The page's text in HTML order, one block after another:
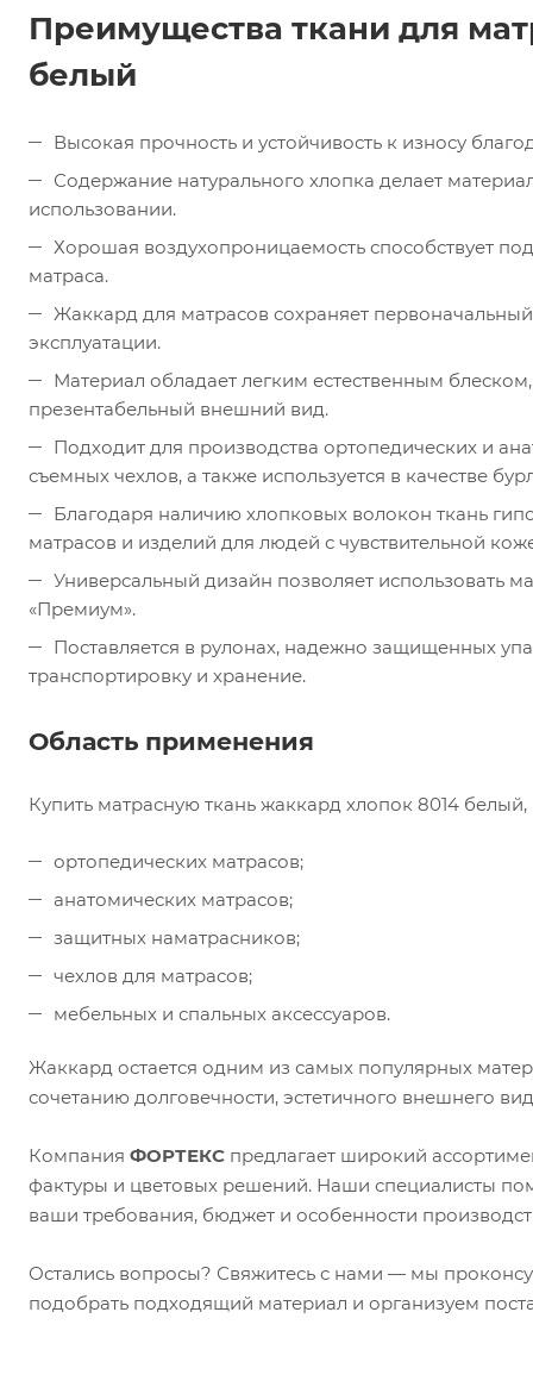
Преимущества ткани для
белый
Высокая прочность и устойчивость к износу
Содержание натурального хлопка делает
использовании.
Хорошая воздухопроницаемость способствует
матраса.
Жаккард для матрасов сохраняет
эксплуатации.
Материал обладает легким естественным
презентабельный внешний вид.
Подходит для производства ортопедических и
съемных чехлов, а также используется в качестве
Благодаря наличию хлопковых волокон ткань
матрасов и изделий для людей с чувствительной
Универсальный дизайн позволяет использовать
«Премиум».
Поставляется в рулонах, надежно защищенных
транспортировку и хранение.
Область применения
Купить матрасную ткань жаккард хлопок 8014
ортопедических матрасов;
анатомических матрасов;
защитных наматрасников;
чехлов для матрасов;
мебельных и спальных аксессуаров.
Жаккард остается одним из самых популярных
сочетанию долговечности, эстетичного внешнего
Компания ФОРТЕКС предлагает широкий
фактуры и цветовых решений. Наши специалисты
ваши требования, бюджет и особенности
Остались вопросы? Свяжитесь с нами — мы
подобрать подходящий материал и организуем